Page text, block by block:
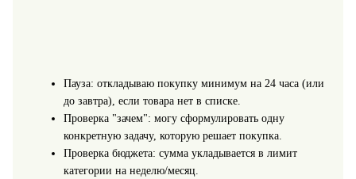
Пауза: откладываю покупку минимум на 24 часа (или
до завтра), если товара нет в списке.
Проверка "зачем": могу сформулировать одну
конкретную задачу, которую решает покупка.
Проверка бюджета: сумма укладывается в лимит
категории на неделю/месяц.